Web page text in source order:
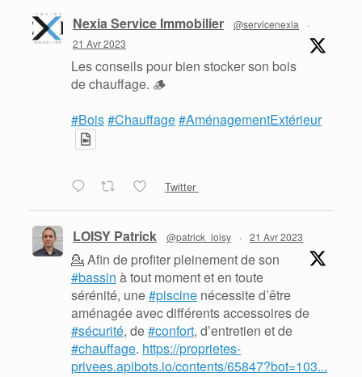
Nexia Service Immobilier @servicenexia
·
21 Avr 2023
Les conseils pour bien stocker son bois
de chauffage. 🪵
#Bois#Chauffage#AménagementExtérieur
Twitter
LOISY Patrick @patrick_loisy · 21 Avr 2023
💁 Afin de profiter pleinement de son
#bassin à tout moment et en toute
sérénité, une#piscine nécessite d’être
aménagée avec différents accessoires de
#sécurité, de#confort, d’entretien et de
#chauffage. https://proprietes-
privees.apibots.io/contents/65847?bot=103...